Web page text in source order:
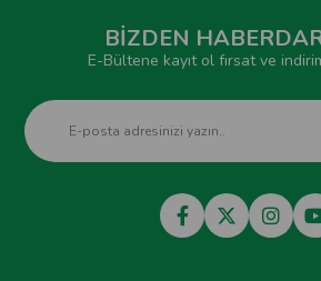
BİZDEN
E-Bültene kayıt ol fırsat ve